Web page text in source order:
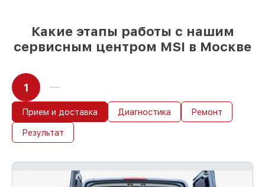
Какие этапы работы с нашим
сервисным центром MSI в Москве
1
Прием и доставка Диагностика Ремонт
Результат